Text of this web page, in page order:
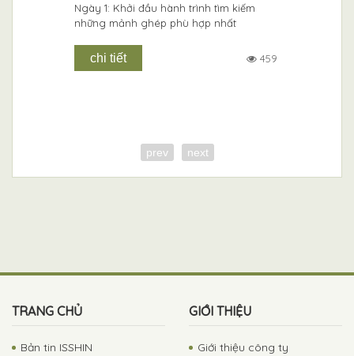
Ngày 1: Khởi đầu hành trình tìm kiếm
những mảnh ghép phù hợp nhất
chi tiết 459
prev next
TRANG CHỦ
Bản tin ISSHIN
GIỚI THIỆU
Giới thiệu công ty